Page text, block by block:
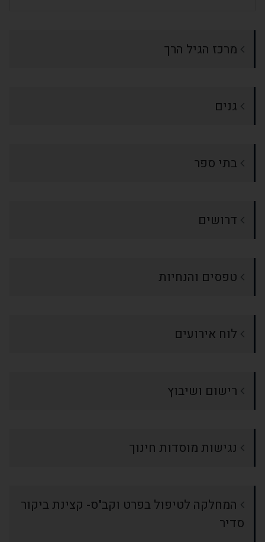
מרכז הגיל הרך
גנים
בתי ספר
דרושים
טפסים והנחיות
לוח אירועים
רישום ושיבוץ
נגישות מוסדות חינוך
המחלקה לטיפול בפרט וקב"ס- קצינת ביקור
סדיר